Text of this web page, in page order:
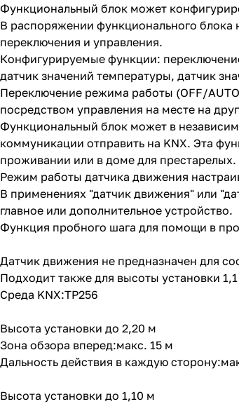
Функциональный блок может
В распоряжении функционального
переключения и управления.
Конфигурируемые функции:
датчик значений температуры, датчик
Переключение режима работы (OFF/
посредством управления на месте на
Функциональный блок может в
коммуникации отправить на KNX. Эта
проживании или в доме для престарелых.
Режим работы датчика движения
В применениях "датчик движения" или
главное или дополнительное устройство.
Функция пробного шага для помощи в
Датчик движения не предназначен для
Подходит также для высоты установки
Среда KNX:TP256
Высота установки до 2,20 м
Зона обзора вперед:макс. 15 м
Дальность действия в каждую
Высота установки до 1,10 м